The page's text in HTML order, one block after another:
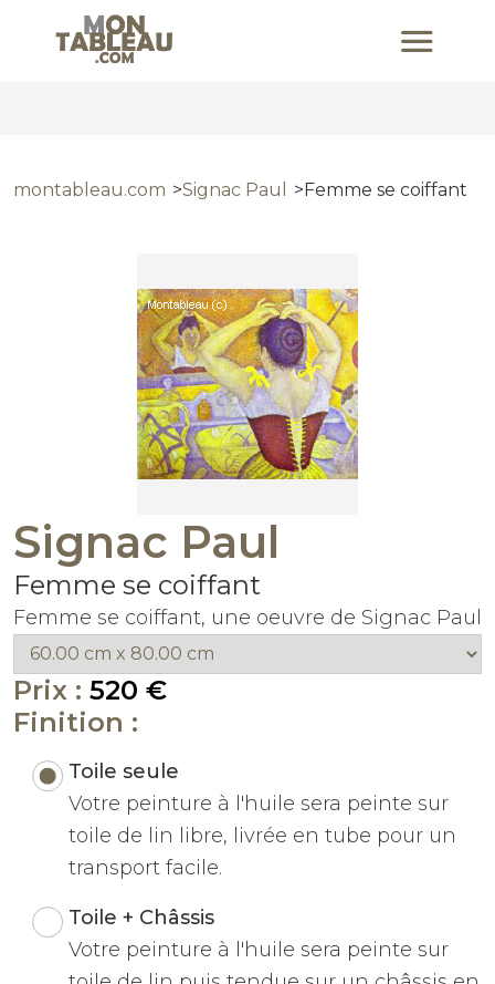
montableau.com Signac Paul Femme se coiffant
Signac Paul
Femme se coiffant
Femme se coiffant, une oeuvre de Signac Paul
Prix : 520 €
Finition :
Toile seule
Votre peinture à l'huile sera peinte sur
toile de lin libre, livrée en tube pour un
transport facile.
Toile + Châssis
Votre peinture à l'huile sera peinte sur